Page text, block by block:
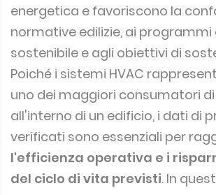
energetica e favoriscono la
normative edilizie, ai programmi
sostenibile e agli obiettivi di
Poiché i sistemi HVAC
uno dei maggiori consumatori
all'interno di un edificio, i dati di
verificati sono essenziali per
l'efficienza operativa e i
del ciclo di vita previsti. In